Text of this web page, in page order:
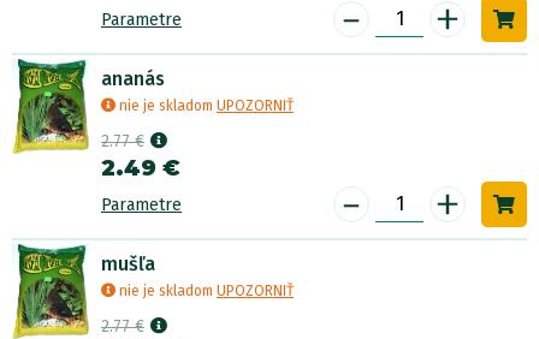
Parametre - +
ananás
nie je skladom UPOZORNIŤ
2.77 €
2.49 €
Parametre - +
mušľa
nie je skladom UPOZORNIŤ
2.77 €